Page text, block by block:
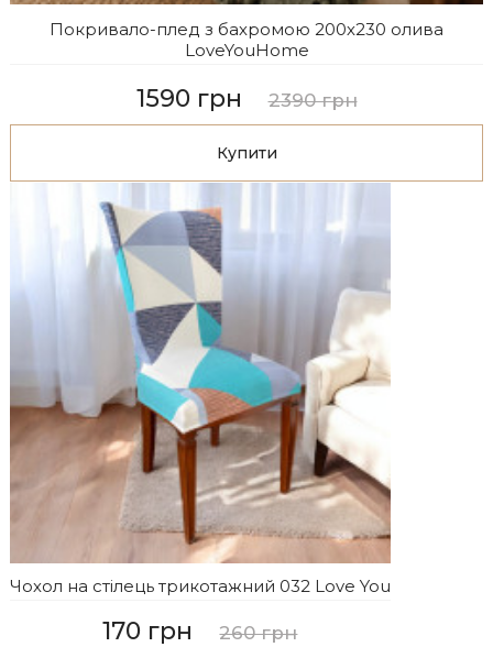
Покривало-плед з бахромою 200х230 олива
LoveYouHome
1590 грн 2390 грн
Купити
Чохол на стілець трикотажний 032 Love You
170 грн 260 грн